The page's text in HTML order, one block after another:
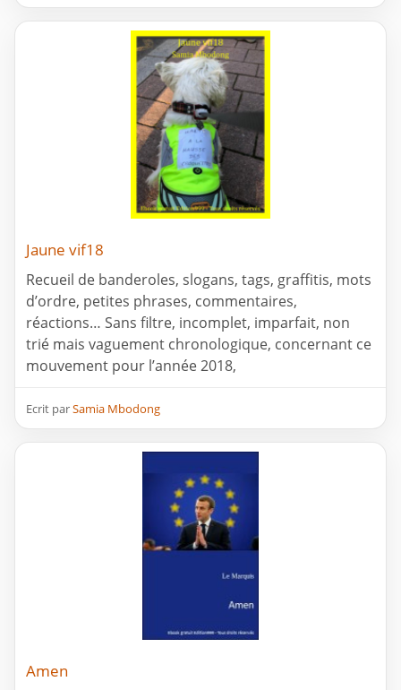
Jaune vif18
Recueil de banderoles, slogans, tags, graffitis, mots
d’ordre, petites phrases, commentaires,
réactions… Sans filtre, incomplet, imparfait, non
trié mais vaguement chronologique, concernant ce
mouvement pour l’année 2018,
Ecrit parSamia Mbodong
Amen